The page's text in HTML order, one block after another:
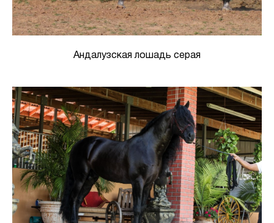
Андалузская лошадь серая